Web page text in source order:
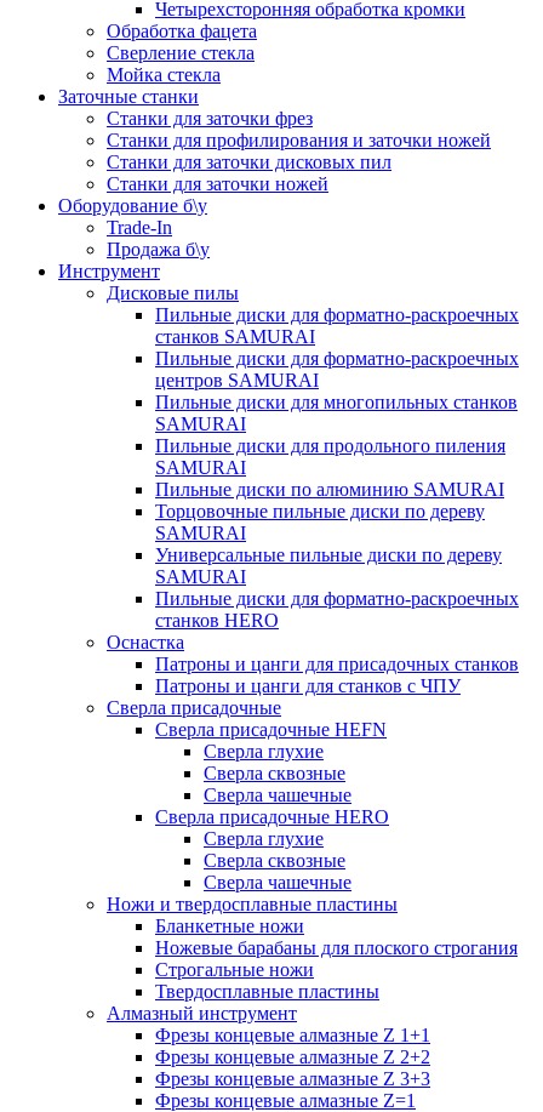
Четырехсторонняя обработка кромки
Обработка фацета
Сверление стекла
Мойка стекла
Заточные станки
Станки для заточки фрез
Станки для профилирования и заточки ножей
Станки для заточки дисковых пил
Станки для заточки ножей
Оборудование б\у
Trade-In
Продажа б\у
Инструмент
Дисковые пилы
Пильные диски для форматно-раскроечных
станков SAMURAI
Пильные диски для форматно-раскроечных
центров SAMURAI
Пильные диски для многопильных станков
SAMURAI
Пильные диски для продольного пиления
SAMURAI
Пильные диски по алюминию SAMURAI
Торцовочные пильные диски по дереву
SAMURAI
Универсальные пильные диски по дереву
SAMURAI
Пильные диски для форматно-раскроечных
станков HERO
Оснастка
Патроны и цанги для присадочных станков
Патроны и цанги для станков с ЧПУ
Сверла присадочные
Сверла присадочные HEFN
Сверла глухие
Сверла сквозные
Сверла чашечные
Сверла присадочные HERO
Сверла глухие
Сверла сквозные
Сверла чашечные
Ножи и твердосплавные пластины
Бланкетные ножи
Ножевые барабаны для плоского строгания
Строгальные ножи
Твердосплавные пластины
Алмазный инструмент
Фрезы концевые алмазные Z 1+1
Фрезы концевые алмазные Z 2+2
Фрезы концевые алмазные Z 3+3
Фрезы концевые алмазные Z=1